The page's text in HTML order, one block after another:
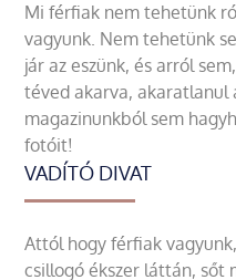
Mi férfiak nem tehetünk
vagyunk. Nem tehetünk
jár az eszünk, és arról
téved akarva, akaratlanul
magazinunkból sem
fotóit!
VADÍTÓ DIVAT
Attól hogy férfiak
csillogó ékszer láttán, sőt